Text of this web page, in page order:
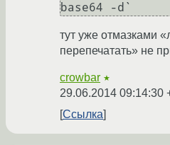
base64 -d`
тут уже отмазками
перепечатать» не
crowbar ★
29.06.2014 09:14:30
Ссылка